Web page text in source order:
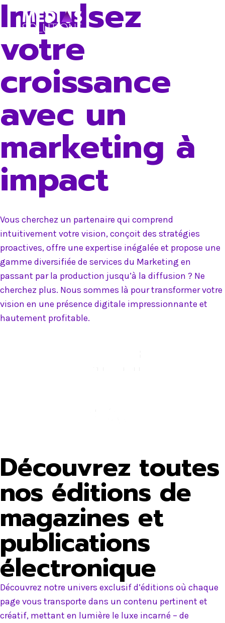
Skip
Impulsez
votre
croissance
avec un
marketing à
impact
Vous cherchez un partenaire qui comprend
intuitivement votre vision, conçoit des stratégies
proactives, offre une expertise inégalée et propose une
gamme diversifiée de services du Marketing en
passant par la production jusqu’à la diffusion ? Ne
cherchez plus. Nous sommes là pour transformer votre
vision en une présence digitale impressionnante et
hautement profitable.
Découvrez toutes
nos éditions de
magazines et
publications
électronique
Découvrez notre univers exclusif d’éditions où chaque
page vous transporte dans un contenu pertinent et
créatif, mettant en lumière le luxe incarné – de